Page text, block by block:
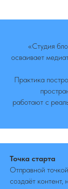
«Студия
осваивает
Практика
работают с
Точка старта
Отправной
создаёт